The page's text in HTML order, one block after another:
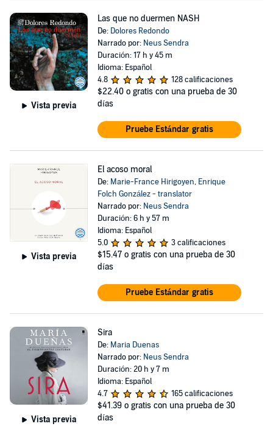
Vista previa
Las que no duermen NASH
De: Dolores Redondo
Narrado por: Neus Sendra
Duración: 17 h y 45 m
Idioma: Español
4.8
128 calificaciones
$22.40 o gratis con una prueba de 30
días
Pruebe Estándar gratis
Vista previa
El acoso moral
De: Marie-France Hirigoyen, Enrique
Folch González - translator
Narrado por: Neus Sendra
Duración: 6 h y 57 m
Idioma: Español
5.0
3 calificaciones
$15.47 o gratis con una prueba de 30
días
Pruebe Estándar gratis
Vista previa
Sira
De: Maria Duenas
Narrado por: Neus Sendra
Duración: 20 h y 7 m
Idioma: Español
4.7
165 calificaciones
$41.39 o gratis con una prueba de 30
días